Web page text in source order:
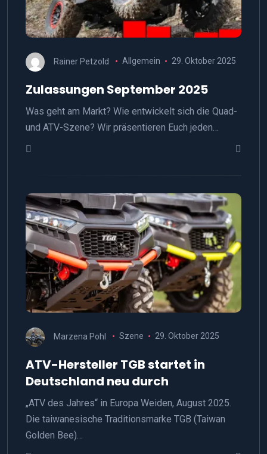
Rainer Petzold Allgemein 29. Oktober 2025
Zulassungen September 2025
Was geht am Markt? Wie entwickelt sich die Quad-
und ATV-Szene? Wir präsentieren Euch jeden…
Marzena Pohl Szene 29. Oktober 2025
ATV-Hersteller TGB startet in
Deutschland neu durch
„ATV des Jahres“ in Europa Weiden, August 2025.
Die taiwanesische Traditionsmarke TGB (Taiwan
Golden Bee)…